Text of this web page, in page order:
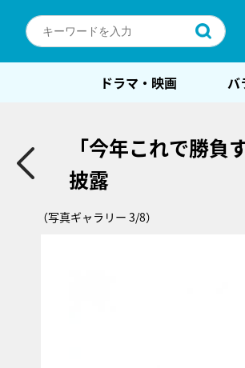
ドラマ・映画 バ
「今年これで勝
披露
（写真ギャラリー 3/8）